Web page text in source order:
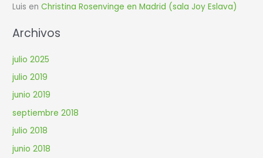
Luis enChristina Rosenvinge en Madrid (sala Joy Eslava)
Archivos
julio 2025
julio 2019
junio 2019
septiembre 2018
julio 2018
junio 2018